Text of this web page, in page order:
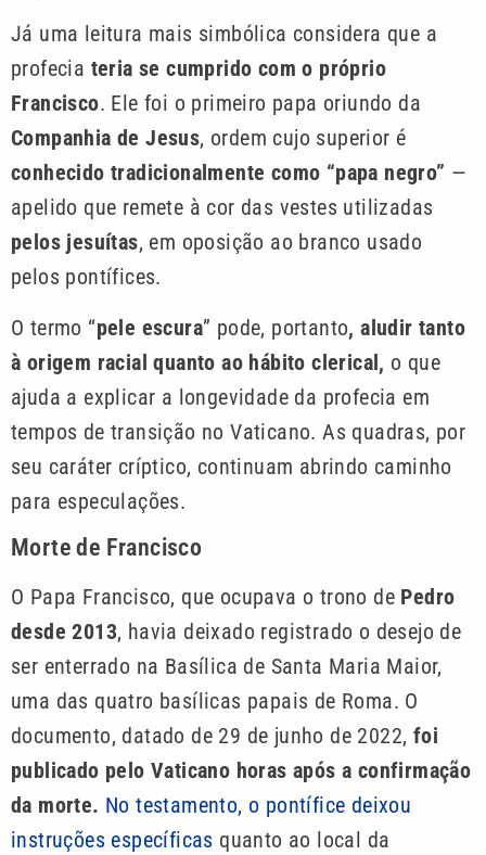
Já uma leitura mais simbólica considera que a
profecia teria se cumprido com o próprio
Francisco. Ele foi o primeiro papa oriundo da
Companhia de Jesus, ordem cujo superior é
conhecido tradicionalmente como “papa negro” —
apelido que remete à cor das vestes utilizadas
pelos jesuítas, em oposição ao branco usado
pelos pontífices.
O termo “pele escura” pode, portanto, aludir tanto
à origem racial quanto ao hábito clerical, o que
ajuda a explicar a longevidade da profecia em
tempos de transição no Vaticano. As quadras, por
seu caráter críptico, continuam abrindo caminho
para especulações.
Morte de Francisco
O Papa Francisco, que ocupava o trono de Pedro
desde 2013, havia deixado registrado o desejo de
ser enterrado na Basílica de Santa Maria Maior,
uma das quatro basílicas papais de Roma. O
documento, datado de 29 de junho de 2022, foi
publicado pelo Vaticano horas após a confirmação
da morte. No testamento, o pontífice deixou
instruções específicas quanto ao local da